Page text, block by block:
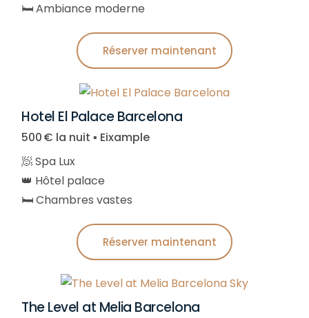
🛏️ Ambiance moderne
Réserver maintenant
Hotel El Palace Barcelona
500 € la nuit ▪︎ Eixample
🧖 Spa Lux
👑 Hôtel palace
🛏️ Chambres vastes
Réserver maintenant
The Level at Melia Barcelona